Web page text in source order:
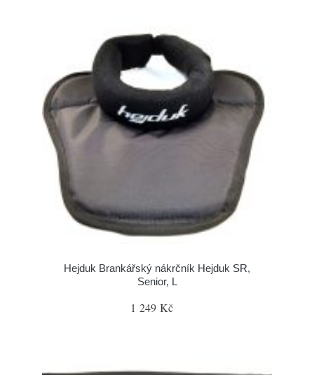
Hejduk Brankářský nákrčník Hejduk SR,
Senior, L
1 249 Kč